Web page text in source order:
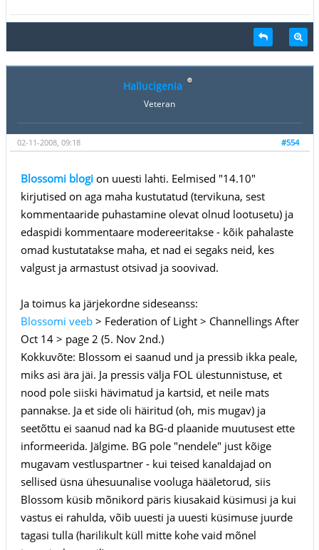
Hallucigenia
Veteran
#554
02-11-2008, 09:18
Blossomi blogion uuesti lahti. Eelmised "14.10"
kirjutised on aga maha kustutatud (tervikuna, sest
kommentaaride puhastamine olevat olnud lootusetu) ja
edaspidi kommentaare modereeritakse - kõik pahalaste
omad kustutatakse maha, et nad ei segaks neid, kes
valgust ja armastust otsivad ja soovivad.
Ja toimus ka järjekordne sideseanss:
Blossomi veeb> Federation of Light > Channellings After
Oct 14 > page 2 (5. Nov 2nd.)
Kokkuvõte: Blossom ei saanud und ja pressib ikka peale,
miks asi ära jäi. Ja pressis välja FOL ülestunnistuse, et
nood pole siiski hävimatud ja kartsid, et neile mats
pannakse. Ja et side oli häiritud (oh, mis mugav) ja
seetõttu ei saanud nad ka BG-d plaanide muutusest ette
informeerida. Jälgime. BG pole "nendele" just kõige
mugavam vestluspartner - kui teised kanaldajad on
sellised üsna ühesuunalise vooluga hääletorud, siis
Blossom küsib mõnikord päris kiusakaid küsimusi ja kui
vastus ei rahulda, võib uuesti ja uuesti küsimuse juurde
tagasi tulla (harilikult küll mitte kohe vaid mõnel